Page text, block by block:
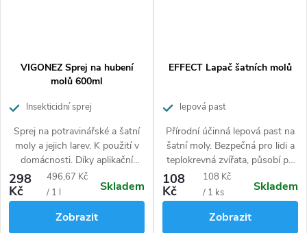
VIGONEZ Sprej na hubení
molů 600ml
Insekticidní sprej
Sprej na potravinářské a šatní
moly a jejich larev. K použití v
domácnosti. Díky aplikační
hadičce pronikne i do
nepřístupných míst. Velké
balení.
298
Kč
Měrná
cena:
496,67 Kč
/ 1 l
Skladem
Zobrazit
EFFECT Lapač šatních molů
lepová past
Přírodní účinná lepová past na
šatní moly. Bezpečná pro lidi a
teplokrevná zvířata, působí po
dobu až tří měsíců.
108
Kč
Měrná
cena:
108 Kč
/ 1 ks
Skladem
Zobrazit